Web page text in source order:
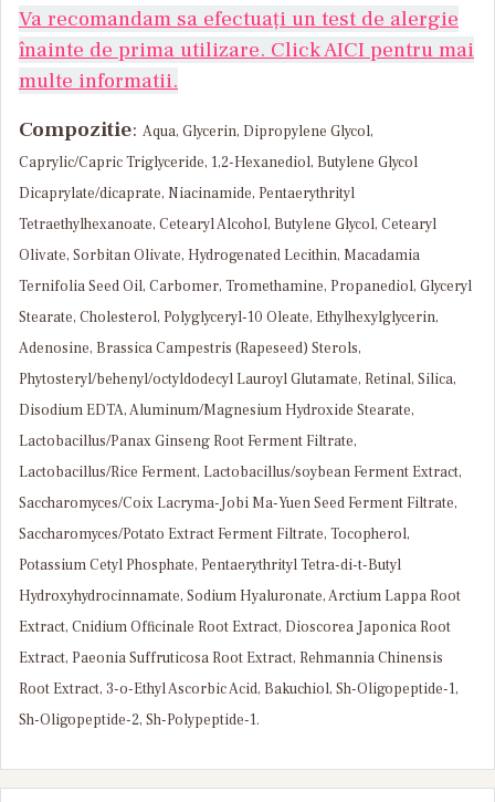
Va recomandam sa efectuați un test de alergie
înainte de prima utilizare. Click AICI pentru mai
multe informatii.
Compozitie: Aqua, Glycerin, Dipropylene Glycol,
Caprylic/Capric Triglyceride, 1,2-Hexanediol, Butylene Glycol
Dicaprylate/dicaprate, Niacinamide, Pentaerythrityl
Tetraethylhexanoate, Cetearyl Alcohol, Butylene Glycol, Cetearyl
Olivate, Sorbitan Olivate, Hydrogenated Lecithin, Macadamia
Ternifolia Seed Oil, Carbomer, Tromethamine, Propanediol, Glyceryl
Stearate, Cholesterol, Polyglyceryl-10 Oleate, Ethylhexylglycerin,
Adenosine, Brassica Campestris (Rapeseed) Sterols,
Phytosteryl/behenyl/octyldodecyl Lauroyl Glutamate, Retinal, Silica,
Disodium EDTA, Aluminum/Magnesium Hydroxide Stearate,
Lactobacillus/Panax Ginseng Root Ferment Filtrate,
Lactobacillus/Rice Ferment, Lactobacillus/soybean Ferment Extract,
Saccharomyces/Coix Lacryma-Jobi Ma-Yuen Seed Ferment Filtrate,
Saccharomyces/Potato Extract Ferment Filtrate, Tocopherol,
Potassium Cetyl Phosphate, Pentaerythrityl Tetra-di-t-Butyl
Hydroxyhydrocinnamate, Sodium Hyaluronate, Arctium Lappa Root
Extract, Cnidium Officinale Root Extract, Dioscorea Japonica Root
Extract, Paeonia Suffruticosa Root Extract, Rehmannia Chinensis
Root Extract, 3-o-Ethyl Ascorbic Acid, Bakuchiol, Sh-Oligopeptide-1,
Sh-Oligopeptide-2, Sh-Polypeptide-1.